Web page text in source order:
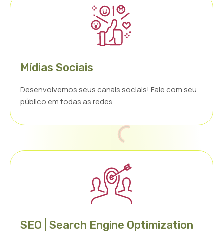
Mídias Sociais
Desenvolvemos seus canais sociais! Fale com seu
público em todas as redes.
SEO | Search Engine Optimization